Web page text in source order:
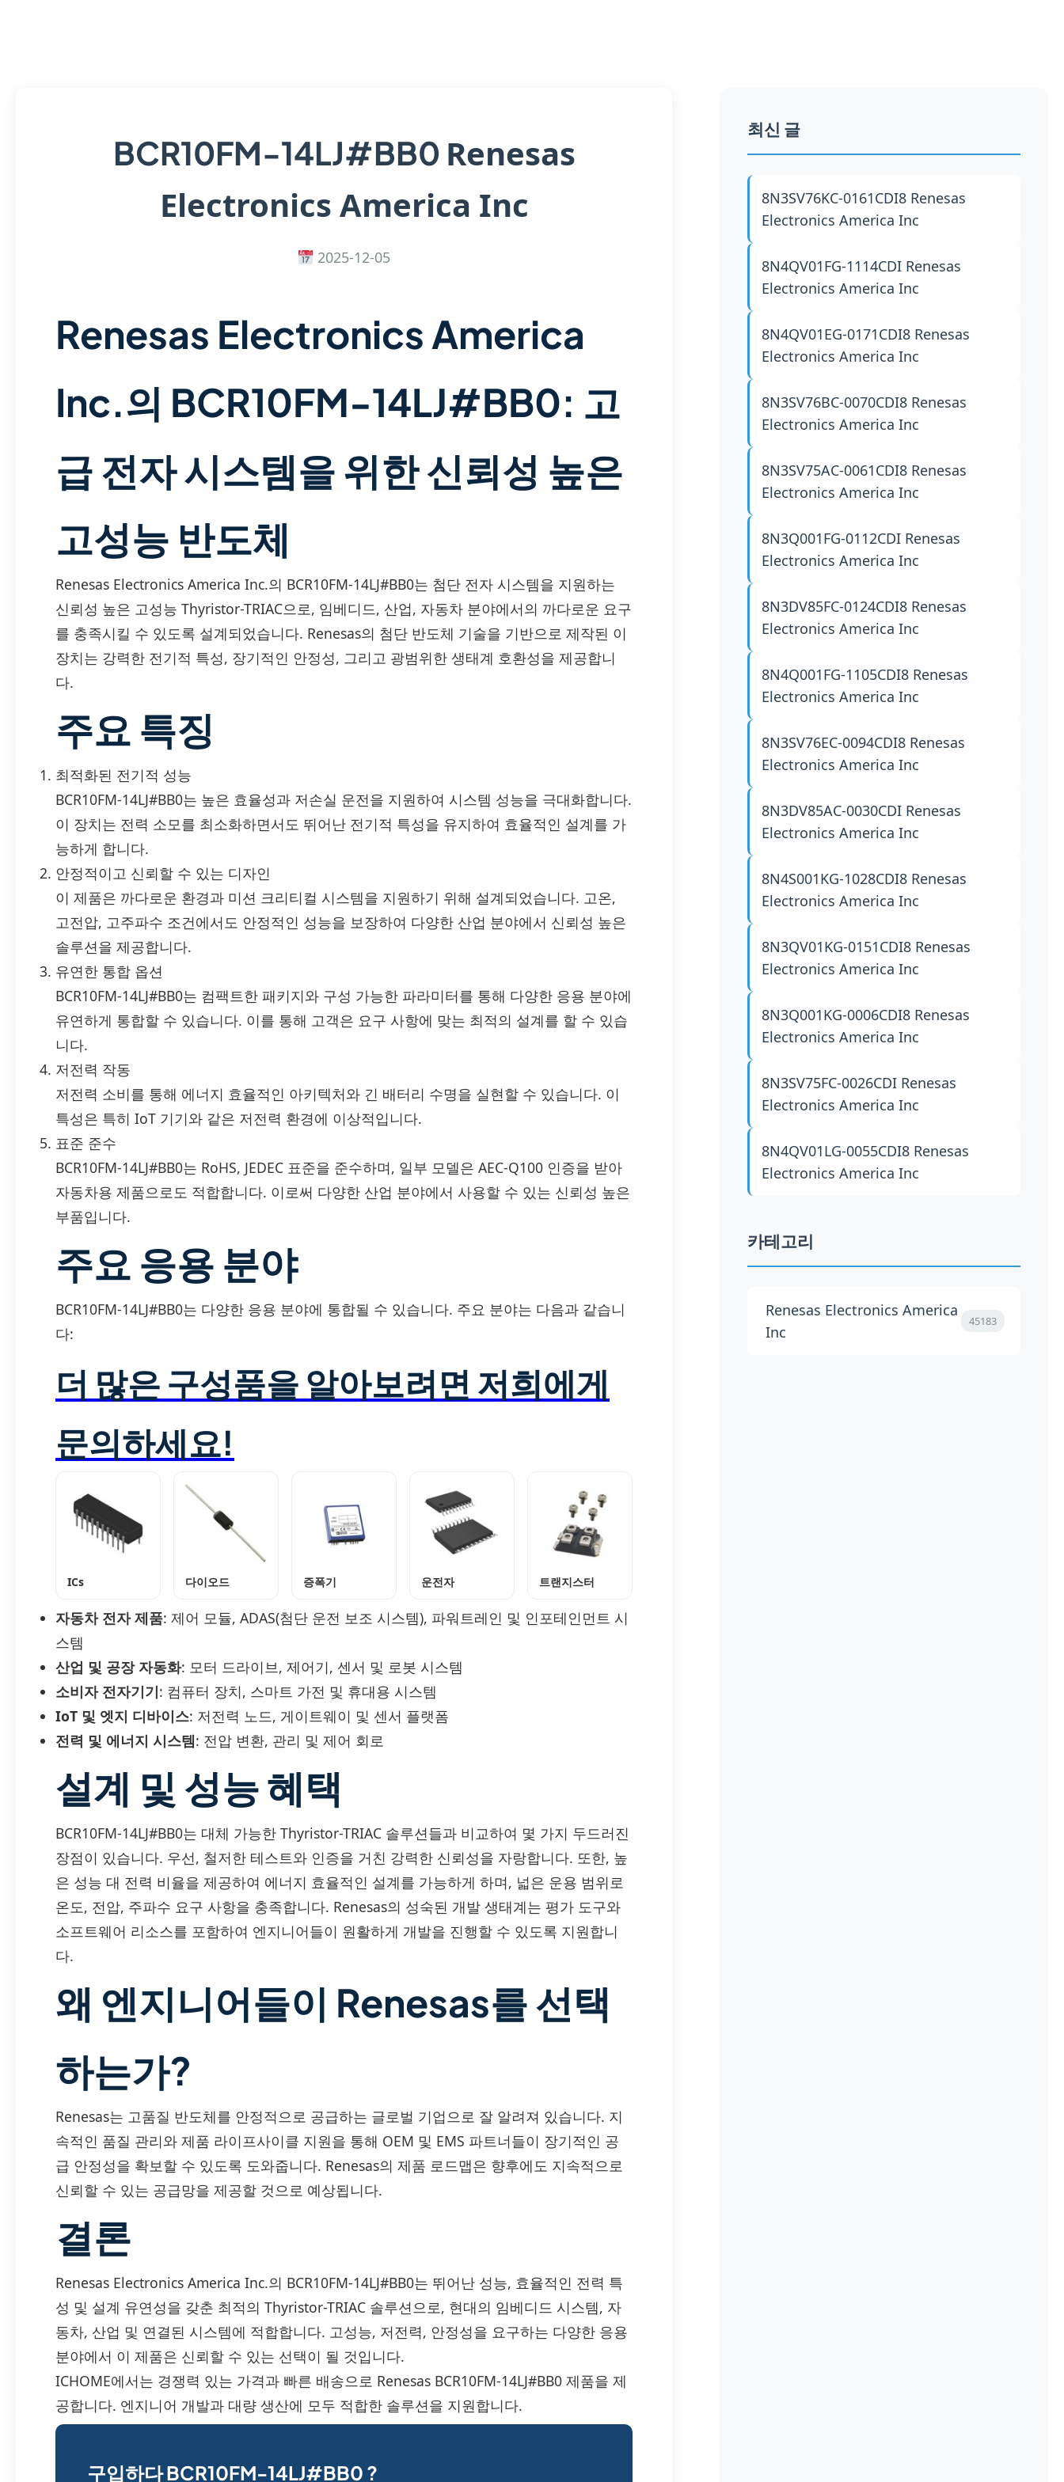
BCR10FM-14LJ#BB0 Renesas
Electronics America Inc
2025-12-05
Renesas Electronics America
Inc.의 BCR10FM-14LJ#BB0: 고
급 전자 시스템을 위한 신뢰성 높은
고성능 반도체
Renesas Electronics America Inc.의 BCR10FM-14LJ#BB0는 첨단 전자 시스템을 지원하는
신뢰성 높은 고성능 Thyristor-TRIAC으로, 임베디드, 산업, 자동차 분야에서의 까다로운 요구
를 충족시킬 수 있도록 설계되었습니다. Renesas의 첨단 반도체 기술을 기반으로 제작된 이
장치는 강력한 전기적 특성, 장기적인 안정성, 그리고 광범위한 생태계 호환성을 제공합니
다.
주요 특징
최적화된 전기적 성능
BCR10FM-14LJ#BB0는 높은 효율성과 저손실 운전을 지원하여 시스템 성능을 극대화합니다.
이 장치는 전력 소모를 최소화하면서도 뛰어난 전기적 특성을 유지하여 효율적인 설계를 가
능하게 합니다.
안정적이고 신뢰할 수 있는 디자인
이 제품은 까다로운 환경과 미션 크리티컬 시스템을 지원하기 위해 설계되었습니다. 고온,
고전압, 고주파수 조건에서도 안정적인 성능을 보장하여 다양한 산업 분야에서 신뢰성 높은
솔루션을 제공합니다.
유연한 통합 옵션
BCR10FM-14LJ#BB0는 컴팩트한 패키지와 구성 가능한 파라미터를 통해 다양한 응용 분야에
유연하게 통합할 수 있습니다. 이를 통해 고객은 요구 사항에 맞는 최적의 설계를 할 수 있습
니다.
저전력 작동
저전력 소비를 통해 에너지 효율적인 아키텍처와 긴 배터리 수명을 실현할 수 있습니다. 이
특성은 특히 IoT 기기와 같은 저전력 환경에 이상적입니다.
표준 준수
BCR10FM-14LJ#BB0는 RoHS, JEDEC 표준을 준수하며, 일부 모델은 AEC-Q100 인증을 받아
자동차용 제품으로도 적합합니다. 이로써 다양한 산업 분야에서 사용할 수 있는 신뢰성 높은
부품입니다.
주요 응용 분야
BCR10FM-14LJ#BB0는 다양한 응용 분야에 통합될 수 있습니다. 주요 분야는 다음과 같습니
다:
더 많은 구성품을 알아보려면 저희에게
문의하세요!
ICs 다이오드 증폭기 운전자 트랜지스터
자동차 전자 제품: 제어 모듈, ADAS(첨단 운전 보조 시스템), 파워트레인 및 인포테인먼트 시
스템
산업 및 공장 자동화: 모터 드라이브, 제어기, 센서 및 로봇 시스템
소비자 전자기기: 컴퓨터 장치, 스마트 가전 및 휴대용 시스템
IoT 및 엣지 디바이스: 저전력 노드, 게이트웨이 및 센서 플랫폼
전력 및 에너지 시스템: 전압 변환, 관리 및 제어 회로
설계 및 성능 혜택
BCR10FM-14LJ#BB0는 대체 가능한 Thyristor-TRIAC 솔루션들과 비교하여 몇 가지 두드러진
장점이 있습니다. 우선, 철저한 테스트와 인증을 거친 강력한 신뢰성을 자랑합니다. 또한, 높
은 성능 대 전력 비율을 제공하여 에너지 효율적인 설계를 가능하게 하며, 넓은 운용 범위로
온도, 전압, 주파수 요구 사항을 충족합니다. Renesas의 성숙된 개발 생태계는 평가 도구와
소프트웨어 리소스를 포함하여 엔지니어들이 원활하게 개발을 진행할 수 있도록 지원합니
다.
왜 엔지니어들이 Renesas를 선택
하는가?
Renesas는 고품질 반도체를 안정적으로 공급하는 글로벌 기업으로 잘 알려져 있습니다. 지
속적인 품질 관리와 제품 라이프사이클 지원을 통해 OEM 및 EMS 파트너들이 장기적인 공
급 안정성을 확보할 수 있도록 도와줍니다. Renesas의 제품 로드맵은 향후에도 지속적으로
신뢰할 수 있는 공급망을 제공할 것으로 예상됩니다.
결론
Renesas Electronics America Inc.의 BCR10FM-14LJ#BB0는 뛰어난 성능, 효율적인 전력 특
성 및 설계 유연성을 갖춘 최적의 Thyristor-TRIAC 솔루션으로, 현대의 임베디드 시스템, 자
동차, 산업 및 연결된 시스템에 적합합니다. 고성능, 저전력, 안정성을 요구하는 다양한 응용
분야에서 이 제품은 신뢰할 수 있는 선택이 될 것입니다.
ICHOME에서는 경쟁력 있는 가격과 빠른 배송으로 Renesas BCR10FM-14LJ#BB0 제품을 제
공합니다. 엔지니어 개발과 대량 생산에 모두 적합한 솔루션을 지원합니다.
구입하다 BCR10FM-14LJ#BB0 ?
최신 글
8N3SV76KC-0161CDI8 Renesas
Electronics America Inc
8N4QV01FG-1114CDI Renesas
Electronics America Inc
8N4QV01EG-0171CDI8 Renesas
Electronics America Inc
8N3SV76BC-0070CDI8 Renesas
Electronics America Inc
8N3SV75AC-0061CDI8 Renesas
Electronics America Inc
8N3Q001FG-0112CDI Renesas
Electronics America Inc
8N3DV85FC-0124CDI8 Renesas
Electronics America Inc
8N4Q001FG-1105CDI8 Renesas
Electronics America Inc
8N3SV76EC-0094CDI8 Renesas
Electronics America Inc
8N3DV85AC-0030CDI Renesas
Electronics America Inc
8N4S001KG-1028CDI8 Renesas
Electronics America Inc
8N3QV01KG-0151CDI8 Renesas
Electronics America Inc
8N3Q001KG-0006CDI8 Renesas
Electronics America Inc
8N3SV75FC-0026CDI Renesas
Electronics America Inc
8N4QV01LG-0055CDI8 Renesas
Electronics America Inc
카테고리
Renesas Electronics America
Inc
45183